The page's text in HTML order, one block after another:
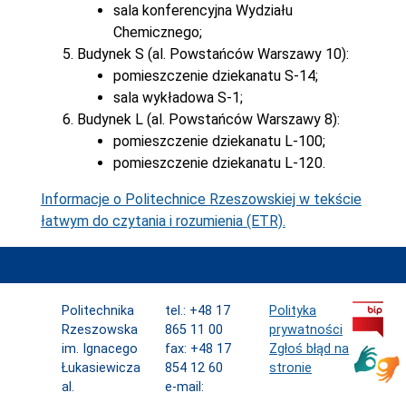
sala konferencyjna Wydziału
Chemicznego;
Budynek S (al. Powstańców Warszawy 10):
pomieszczenie dziekanatu S-14;
sala wykładowa S-1;
Budynek L (al. Powstańców Warszawy 8):
pomieszczenie dziekanatu L-100;
pomieszczenie dziekanatu L-120.
Informacje o Politechnice Rzeszowskiej w tekście
łatwym do czytania i rozumienia (ETR).
Politechnika
Rzeszowska
im. Ignacego
Łukasiewicza
al.
tel.: +48 17
865 11 00
fax: +48 17
854 12 60
e-mail:
Polityka
prywatności
Zgłoś błąd na
stronie